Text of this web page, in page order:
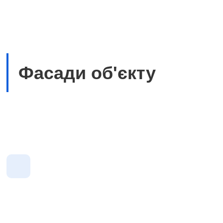
Фасади об'єкту